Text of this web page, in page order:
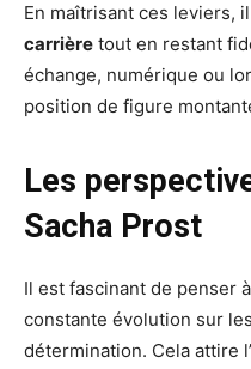
En maîtrisant ces leviers,
carrière tout en restant
échange, numérique ou
position de figure
Les
Sacha Prost
Il est fascinant de penser
constante évolution sur
détermination. Cela attire